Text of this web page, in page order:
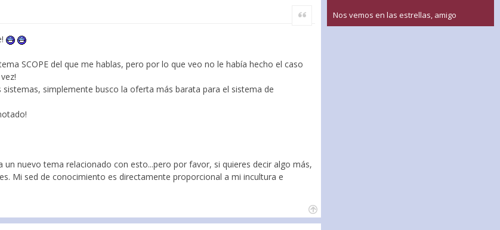
Citar
SCOPE del que me hablas, pero por lo que veo no le había hecho el caso
simplemente busco la oferta más barata para el sistema de
un nuevo tema relacionado con esto...pero por favor, si quieres decir algo más,
Mi sed de conocimiento es directamente proporcional a mi incultura e
Nos vemos en las estrellas, amigo